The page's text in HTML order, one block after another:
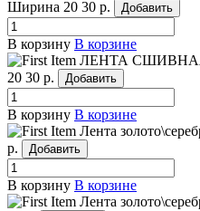
Ширина 20 30 р. Добавить
В корзину В корзине
ЛЕНТА
20 30 р. Добавить
В корзину В корзине
Лента
р.
Добавить
В корзину В корзине
Лента